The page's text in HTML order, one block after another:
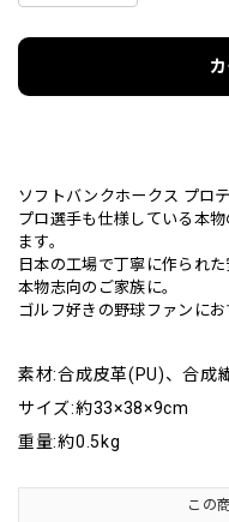
ソフトバンクホークス プロ
プロ選手も仕様している本
ます。
日本の工場で丁寧に作られた
本物志向のご家族に。
ゴルフ好きの野球ファンにお
素材:合成皮革(PU)、合成
サイズ:約33×38×9cm
重量:約0.5kg
この